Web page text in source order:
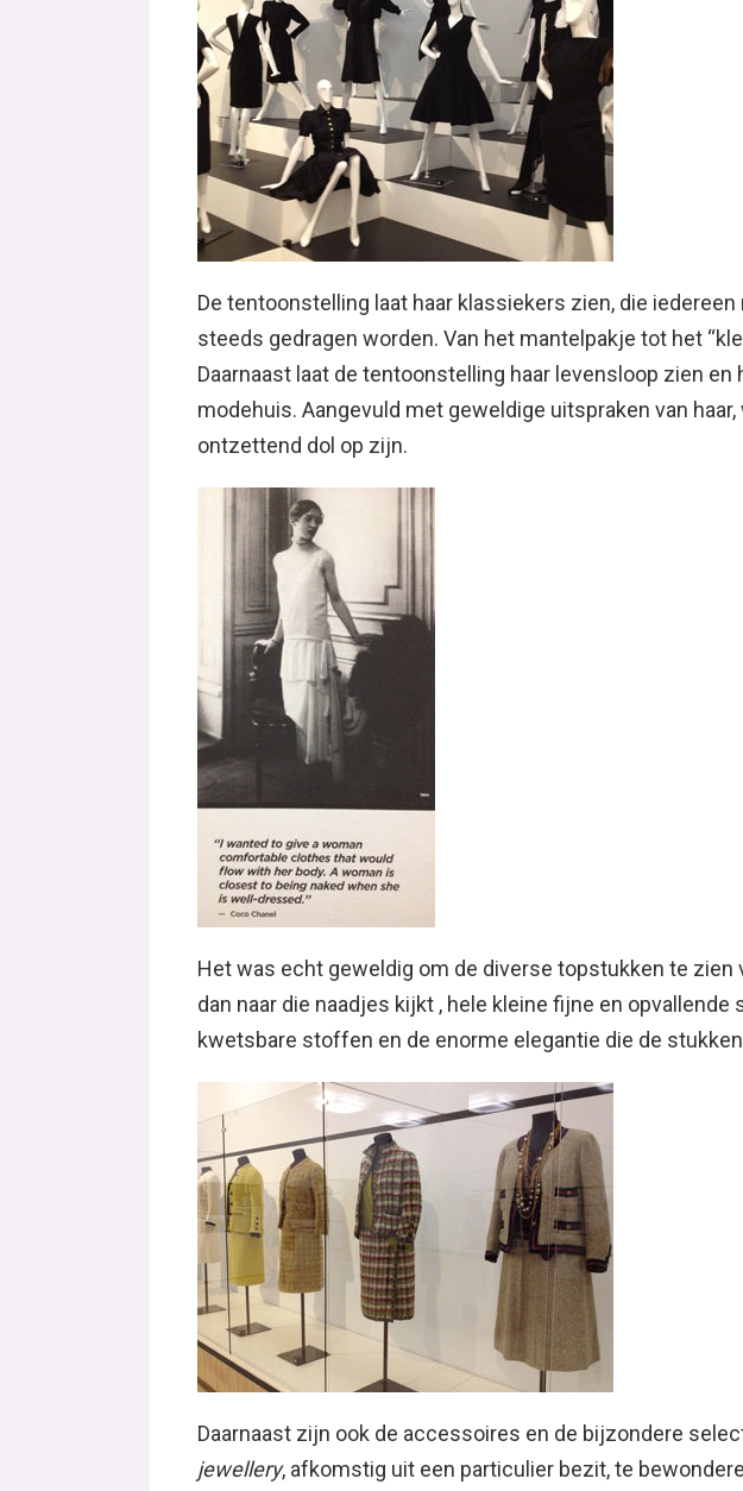
De tentoonstelling laat haar klassiekers zien, die
steeds gedragen worden. Van het mantelpakje tot het
Daarnaast laat de tentoonstelling haar levensloop zien en
modehuis. Aangevuld met geweldige uitspraken van
ontzettend dol op zijn.
Het was echt geweldig om de diverse topstukken te zien
dan naar die naadjes kijkt , hele kleine fijne en opvallende
kwetsbare stoffen en de enorme elegantie die de
Daarnaast zijn ook de accessoires en de bijzondere
jewellery, afkomstig uit een particulier bezit, te